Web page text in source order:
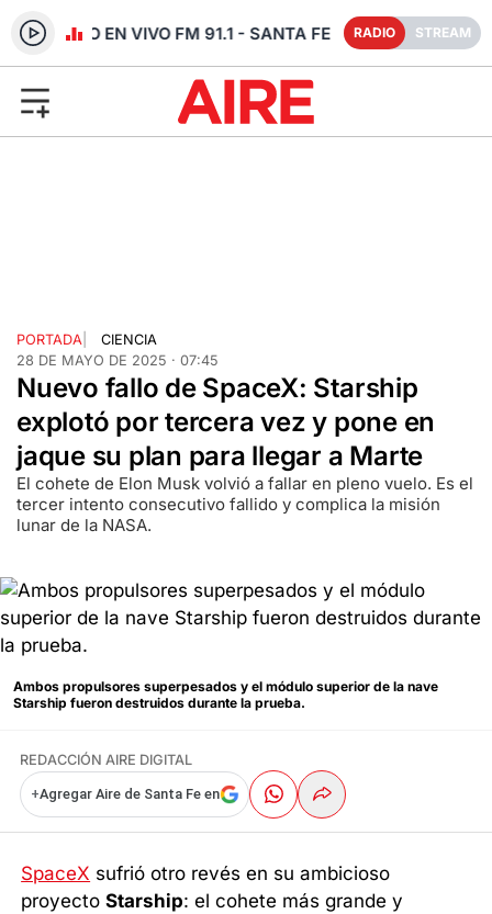
RADIO EN VIVO FM 91.1 - SANTA FE RADIO STREAM
PORTADA
CIENCIA
28 DE MAYO DE 2025 · 07:45
Nuevo fallo de SpaceX: Starship
explotó por tercera vez y pone en
jaque su plan para llegar a Marte
El cohete de Elon Musk volvió a fallar en pleno vuelo. Es el
tercer intento consecutivo fallido y complica la misión
lunar de la NASA.
Ambos propulsores superpesados y el módulo superior de la nave
Starship fueron destruidos durante la prueba.
REDACCIÓN AIRE DIGITAL
+Agregar Aire de Santa Fe en
SpaceX sufrió otro revés en su ambicioso
proyectoStarship: el cohete más grande y